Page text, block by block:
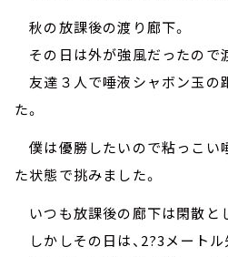
秋の放課後の渡り廊下。
その日は外が強風だったので
友達３人で唾液シャボン玉の
た。
僕は優勝したいので粘っこい
た状態で挑みました。
いつも放課後の廊下は閑散と
しかしその日は、2?3メートル